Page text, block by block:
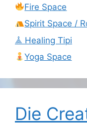
Fire Space
Spirit Space /
𖣰 Healing Tipi
Yoga Space
Die